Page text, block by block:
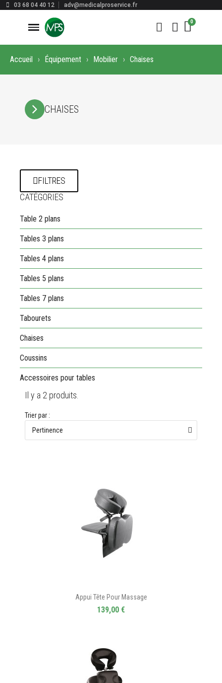
03 68 04 40 12 adv@medicalproservice.fr
Accueil Équipement Mobilier Chaises
CHAISES
FILTRES
CATÉGORIES
Table 2 plans
Tables 3 plans
Tables 4 plans
Tables 5 plans
Tables 7 plans
Tabourets
Chaises
Coussins
Accessoires pour tables
Il y a 2 produits.
Trier par :
Appui Tête Pour Massage
139,00 €